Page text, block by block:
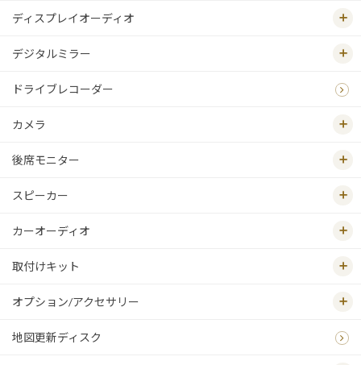
ディスプレイオーディオ
デジタルミラー
ドライブレコーダー
カメラ
後席モニター
スピーカー
カーオーディオ
取付けキット
オプション/アクセサリー
地図更新ディスク